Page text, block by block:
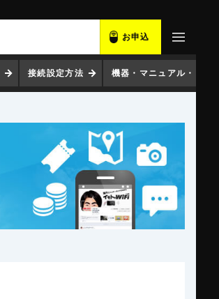
お申込
接続設定方法 機器・マニュアル・ソフト